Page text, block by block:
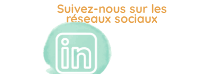
Suivez-nous sur les
réseaux sociaux